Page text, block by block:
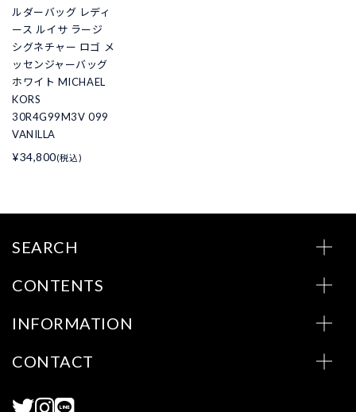
ルダーバッグ レディ
ース ルイサ ラージ
シグネチャー ロゴ メ
ッセンジャーバッグ
ホワイト MICHAEL
KORS
30R4G99M3V 099
VANILLA
¥34,800(税込)
SEARCH
CONTENTS
INFORMATION
CONTACT